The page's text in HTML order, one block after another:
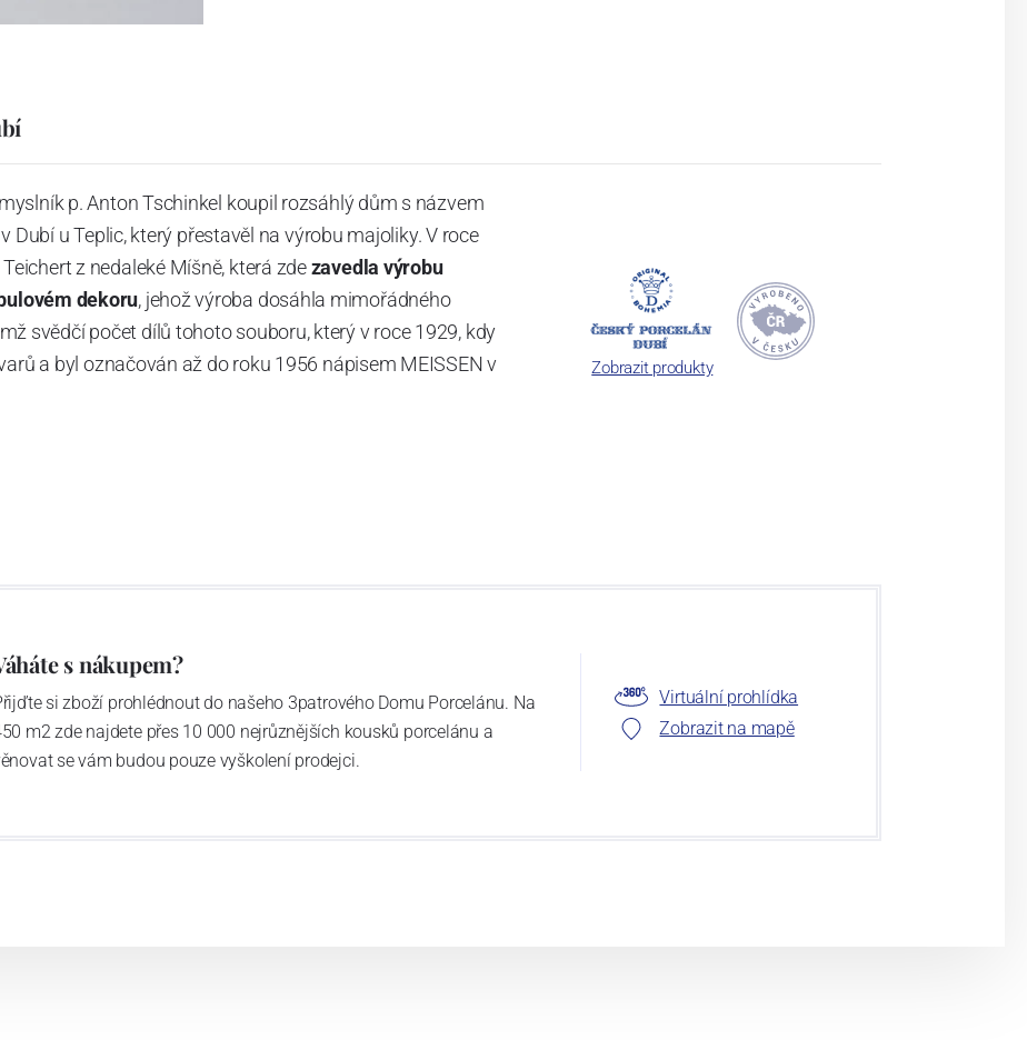
p. Anton Tschinkel koupil rozsáhlý dům s názvem
Dubí u Teplic, který přestavěl na výrobu majoliky. V roce
z nedaleké Míšně, která zdezavedla výrobu
dekoru, jehož výroba dosáhla mimořádného
svědčí počet dílů tohoto souboru, který v roce 1929, kdy
a byl označován až do roku 1956 nápisem MEISSEN v
Zobrazit produkty
s nákupem?
si zboží prohlédnout do našeho 3patrového Domu Porcelánu. Na
m2 zde najdete přes 10 000 nejrůznějších kousků porcelánu a
se vám budou pouze vyškolení prodejci.
Virtuální prohlídka
Zobrazit na mapě